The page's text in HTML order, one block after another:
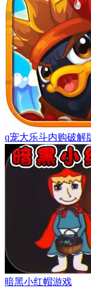
q宠大乐斗内购破解
暗黑小红帽游戏